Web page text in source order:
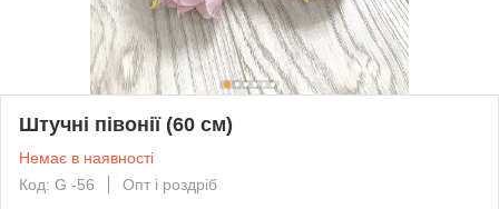
Штучні півонії (60 см)
Немає в наявності
Код: G -56
Опт і роздріб